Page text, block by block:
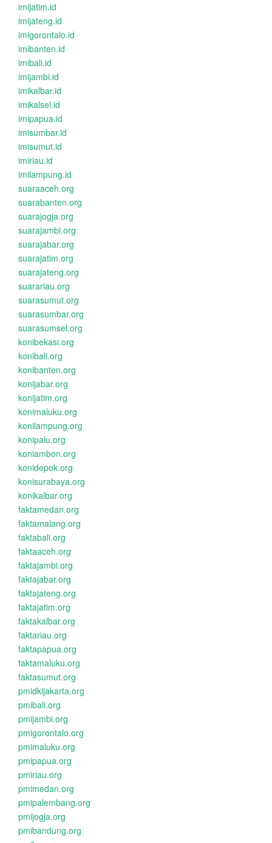
imijatim.id
imijateng.id
imigorontalo.id
imibanten.id
imibali.id
imijambi.id
imikalbar.id
imikalsel.id
imipapua.id
imisumbar.id
imisumut.id
imiriau.id
imilampung.id
suaraaceh.org
suarabanten.org
suarajogja.org
suarajambi.org
suarajabar.org
suarajatim.org
suarajateng.org
suarariau.org
suarasumut.org
suarasumbar.org
suarasumsel.org
konibekasi.org
konibali.org
konibanten.org
konijabar.org
konijatim.org
konimaluku.org
konilampung.org
konipalu.org
koniambon.org
konidepok.org
konisurabaya.org
konikalbar.org
faktamedan.org
faktamalang.org
faktabali.org
faktaaceh.org
faktajambi.org
faktajabar.org
faktajateng.org
faktajatim.org
faktakalbar.org
faktariau.org
faktapapua.org
faktamaluku.org
faktasumut.org
pmidkijakarta.org
pmibali.org
pmijambi.org
pmigorontalo.org
pmimaluku.org
pmipapua.org
pmiriau.org
pmimedan.org
pmipalembang.org
pmijogja.org
pmibandung.org